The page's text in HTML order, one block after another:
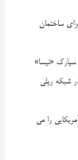
ساختمان
«نیسا»
شبکه ریلی
را می